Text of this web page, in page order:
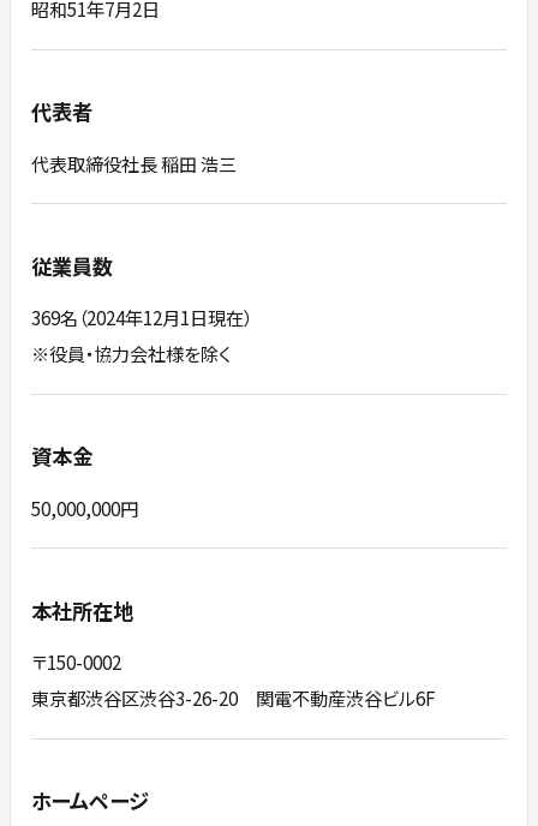
昭和51年7月2日
代表者
代表取締役社長 稲田 浩三
従業員数
369名（2024年12月1日現在）
※役員・協力会社様を除く
資本金
50,000,000円
本社所在地
〒150-0002
東京都渋谷区渋谷3-26-20 関電不動産渋谷ビル6F
ホームページ